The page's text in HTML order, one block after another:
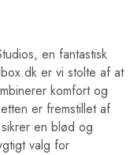
en fantastisk
er vi stolte af at
komfort og
er fremstillet af
en blød og
valg for